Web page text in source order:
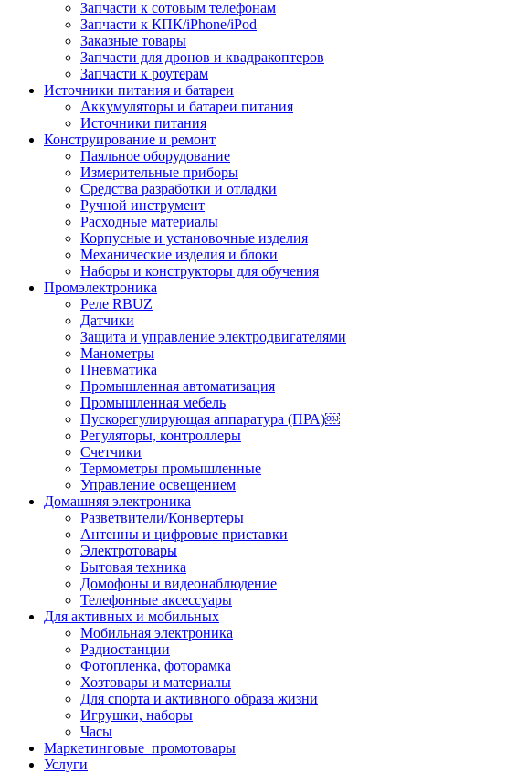
Запчасти к сотовым телефонам
Запчасти к КПК/iPhone/iPod
Заказные товары
Запчасти для дронов и квадракоптеров
Запчасти к роутерам
Источники питания и батареи
Аккумуляторы и батареи питания
Источники питания
Конструирование и ремонт
Паяльное оборудование
Измерительные приборы
Средства разработки и отладки
Ручной инструмент
Расходные материалы
Корпусные и установочные изделия
Механические изделия и блоки
Наборы и конструкторы для обучения
Промэлектроника
Реле RBUZ
Датчики
Защита и управление электродвигателями
Манометры
Пневматика
Промышленная автоматизация
Промышленная мебель
Пускорегулирующая аппаратура (ПРА)￼
Регуляторы, контроллеры
Счетчики
Термометры промышленные
Управление освещением
Домашняя электроника
Разветвители/Конвертеры
Антенны и цифровые приставки
Электротовары
Бытовая техника
Домофоны и видеонаблюдение
Телефонные аксессуары
Для активных и мобильных
Мобильная электроника
Радиостанции
Фотопленка, фоторамка
Хозтовары и материалы
Для спорта и активного образа жизни
Игрушки, наборы
Часы
Маркетинговые_промотовары
Услуги